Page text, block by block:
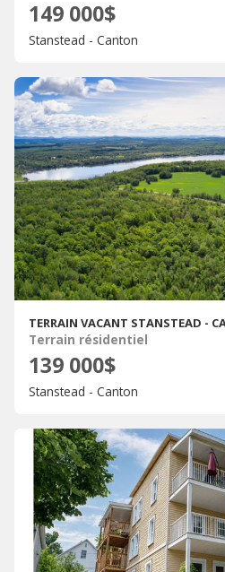
149 000$
Stanstead - Canton
TERRAIN VACANT STANSTEAD -
Terrain résidentiel
139 000$
Stanstead - Canton